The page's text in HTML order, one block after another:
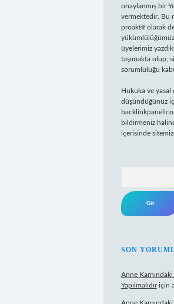
onaylanmış bir
vermektedir. Bu
proaktif olarak
üyelerimiz
taşımakta olup,
sorumluluğu
Hukuka ve yasal
düşündüğünüz
bildirmeniz
içerisinde
SON
Anne
Yapılmalıdıriçin